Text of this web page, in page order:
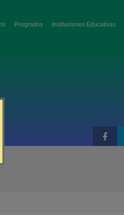
Posgrados Instituciones Educativas